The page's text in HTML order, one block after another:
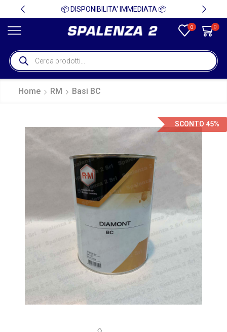
📦 DISPONIBILITA' IMMEDIATA 📦
0 0
Home RM Basi BC
SCONTO 45%